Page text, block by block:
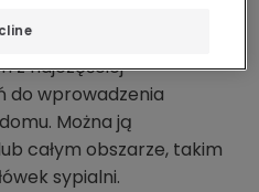
z najczęściej
do wprowadzenia
Można ją
całym obszarze, takim
sypialni.